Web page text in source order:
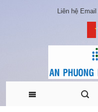
Liên hệ Email